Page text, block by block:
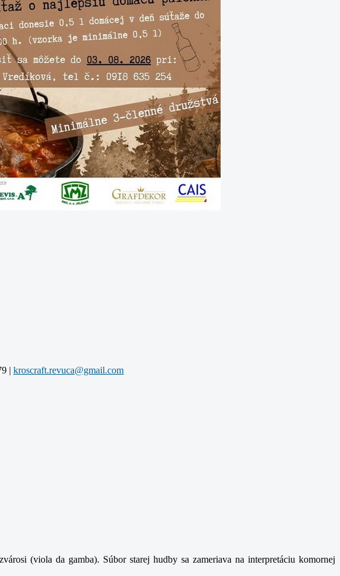
|
(viola da gamba). Súbor starej hudby sa zameriava na interpretáciu komornej